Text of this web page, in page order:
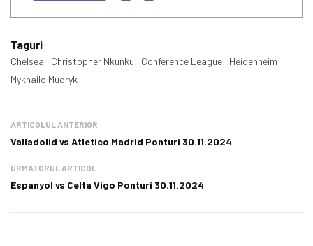
Taguri
Chelsea Christopher Nkunku Conference League
Heidenheim
Mykhailo Mudryk
ARTICOLUL ANTERIOR
Valladolid vs Atletico Madrid Ponturi 30.11.2024
URMATORUL ARTICOL
Espanyol vs Celta Vigo Ponturi 30.11.2024